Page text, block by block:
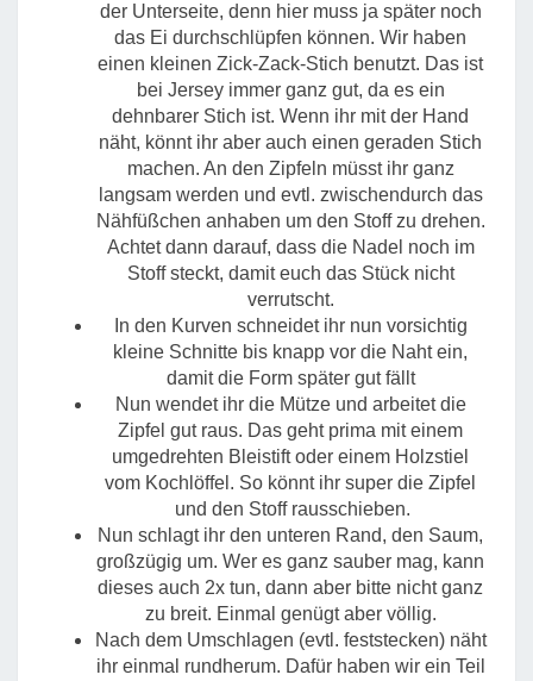
der Unterseite, denn hier muss ja später noch
das Ei durchschlüpfen können. Wir haben
einen kleinen Zick-Zack-Stich benutzt. Das ist
bei Jersey immer ganz gut, da es ein
dehnbarer Stich ist. Wenn ihr mit der Hand
näht, könnt ihr aber auch einen geraden Stich
machen. An den Zipfeln müsst ihr ganz
langsam werden und evtl. zwischendurch das
Nähfüßchen anhaben um den Stoff zu drehen.
Achtet dann darauf, dass die Nadel noch im
Stoff steckt, damit euch das Stück nicht
verrutscht.
In den Kurven schneidet ihr nun vorsichtig
kleine Schnitte bis knapp vor die Naht ein,
damit die Form später gut fällt
Nun wendet ihr die Mütze und arbeitet die
Zipfel gut raus. Das geht prima mit einem
umgedrehten Bleistift oder einem Holzstiel
vom Kochlöffel. So könnt ihr super die Zipfel
und den Stoff rausschieben.
Nun schlagt ihr den unteren Rand, den Saum,
großzügig um. Wer es ganz sauber mag, kann
dieses auch 2x tun, dann aber bitte nicht ganz
zu breit. Einmal genügt aber völlig.
Nach dem Umschlagen (evtl. feststecken) näht
ihr einmal rundherum. Dafür haben wir ein Teil